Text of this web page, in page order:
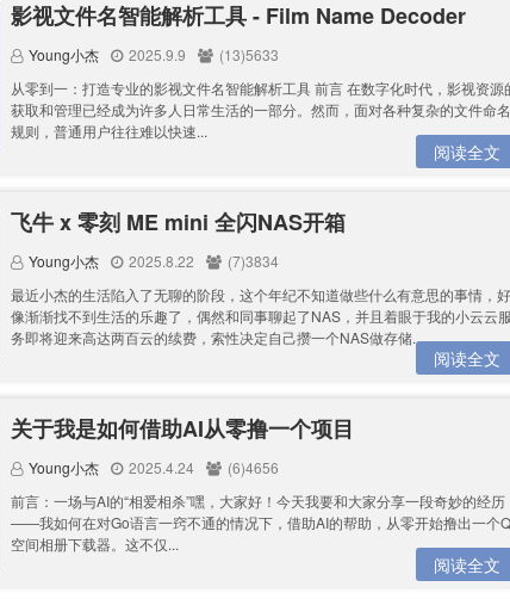
影视文件名智能解析工具 - Film Name Decoder
Young小杰 2025.9.9
(13)5633
从零到一：打造专业的影视文件名智能解析工具 前言 在数字化时代，影视资源
获取和管理已经成为许多人日常生活的一部分。然而，面对各种复杂的文件命名
规则，普通用户往往难以快速...
阅读全文
飞牛 x 零刻 ME mini 全闪NAS开箱
Young小杰 2025.8.22
(7)3834
最近小杰的生活陷入了无聊的阶段，这个年纪不知道做些什么有意思的事情，好
像渐渐找不到生活的乐趣了，偶然和同事聊起了NAS，并且着眼于我的小云云服
务即将迎来高达两百云的续费，索性决定自己攒一个NAS做存储...
阅读全文
关于我是如何借助AI从零撸一个项目
Young小杰 2025.4.24
(6)4656
前言：一场与AI的“相爱相杀”嘿，大家好！今天我要和大家分享一段奇妙的经历
——我如何在对Go语言一窍不通的情况下，借助AI的帮助，从零开始撸出一个
空间相册下载器。这不仅...
阅读全文